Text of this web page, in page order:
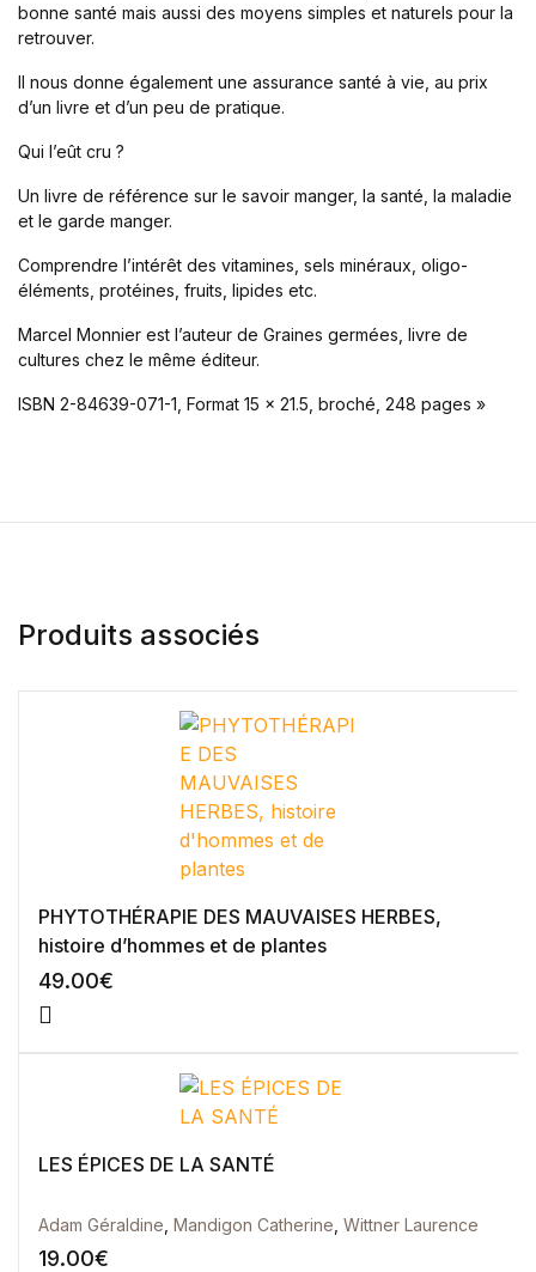
Single Product v2
Single Product v3
Single Product v4
Single Product v5
Single Product v7
Shop Cart
Shop Checkout
Shop List v1
Shop List v2
Shop List v3
Shop List v4
Shop List v6
404
About Us
Terms and Conditions
bonne santé mais aussi des moyens simples et naturels pour la
retrouver.
Il nous donne également une assurance santé à vie, au prix
d’un livre et d’un peu de pratique.
Qui l’eût cru ?
Un livre de référence sur le savoir manger, la santé, la maladie
et le garde manger.
Comprendre l’intérêt des vitamines, sels minéraux, oligo-
éléments, protéines, fruits, lipides etc.
Marcel Monnier est l’auteur de Graines germées, livre de
cultures chez le même éditeur.
ISBN 2-84639-071-1, Format 15 x 21.5, broché, 248 pages »
Produits associés
PHYTOTHÉRAPIE DES MAUVAISES HERBES,
histoire d’hommes et de plantes
49.00€
LES ÉPICES DE LA SANTÉ
Adam Géraldine Mandigon Catherine Wittner Laurence
19.00€